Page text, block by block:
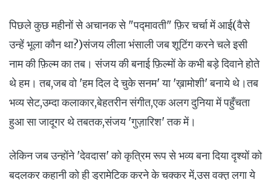
पिछले कुछ महीनों से अचानक से "पद्मावती" फ़िर चर्चा में आई(वैसे
उन्हें भूला कौन था?)संजय लीला भंसाली जब शूटिंग करने चले इसी
नाम की फ़िल्म का तब। संजय की बनाई फ़िल्मों के कभी बड़े दिवाने होते
थे हम। तब,जब वो 'हम दिल दे चुके सनम' या 'ख़ामोशी' बनाये थे।तब
भव्य सेट,उम्दा कलाकार,बेहतरीन संगीत,एक अलग दुनिया में पहुँचता
हुआ सा जादूगर थे तबतक,संजय 'गुज़ारिश' तक में।
लेकिन जब उन्होंने 'देवदास' को कृत्रिम रूप से भव्य बना दिया दृश्यों को
बदलकर कहानी को ही ड्रामेटिक करने के चक्कर में,उस वक्त़ लगा ये